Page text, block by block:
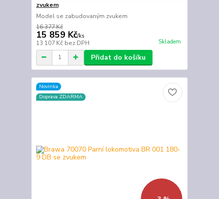
zvukem
Model se zabudovaným zvukem
16 377 Kč
15 859 Kč/ks
13 107 Kč bez DPH Skladem
Přidat do košíku
Novinka
Doprava ZDARMA